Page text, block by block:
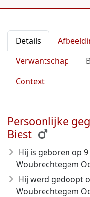
Details
Verwantschap
Context
Persoonlijke
Biest
Hij is geboren op 9
Woubrechtegem
Hij werd gedoopt
Woubrechtegem